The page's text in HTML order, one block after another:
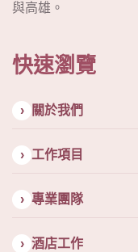
與高雄。
快速瀏覽
關於我們
工作項目
專業團隊
酒店工作